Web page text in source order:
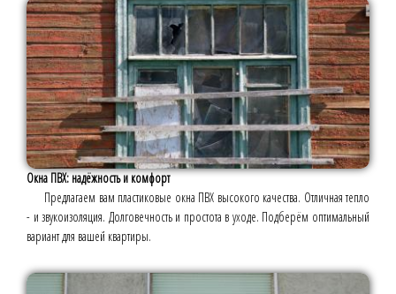
Окна ПВХ: надёжность и комфорт
Предлагаем вам пластиковые окна ПВХ высокого качества. Отличная тепло
- и звукоизоляция. Долговечность и простота в уходе. Подберём оптимальный
вариант для вашей квартиры.